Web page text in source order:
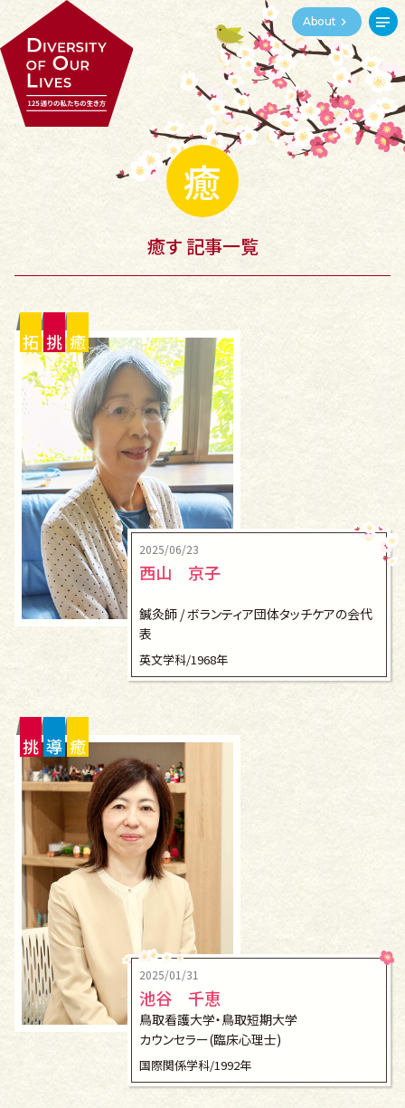
癒
癒す 記事一覧
拓 挑 癒
2025/06/23
西山 京子
鍼灸師 / ボランティア団体タッチケアの会代
表
英文学科/1968年
挑 導 癒
2025/01/31
池谷 千恵
鳥取看護大学・鳥取短期大学
カウンセラー(臨床心理士)
国際関係学科/1992年
About
育む 起 究める 挑む 支える
商 創
護 調 編 表 伝
導く 癒す ぶ